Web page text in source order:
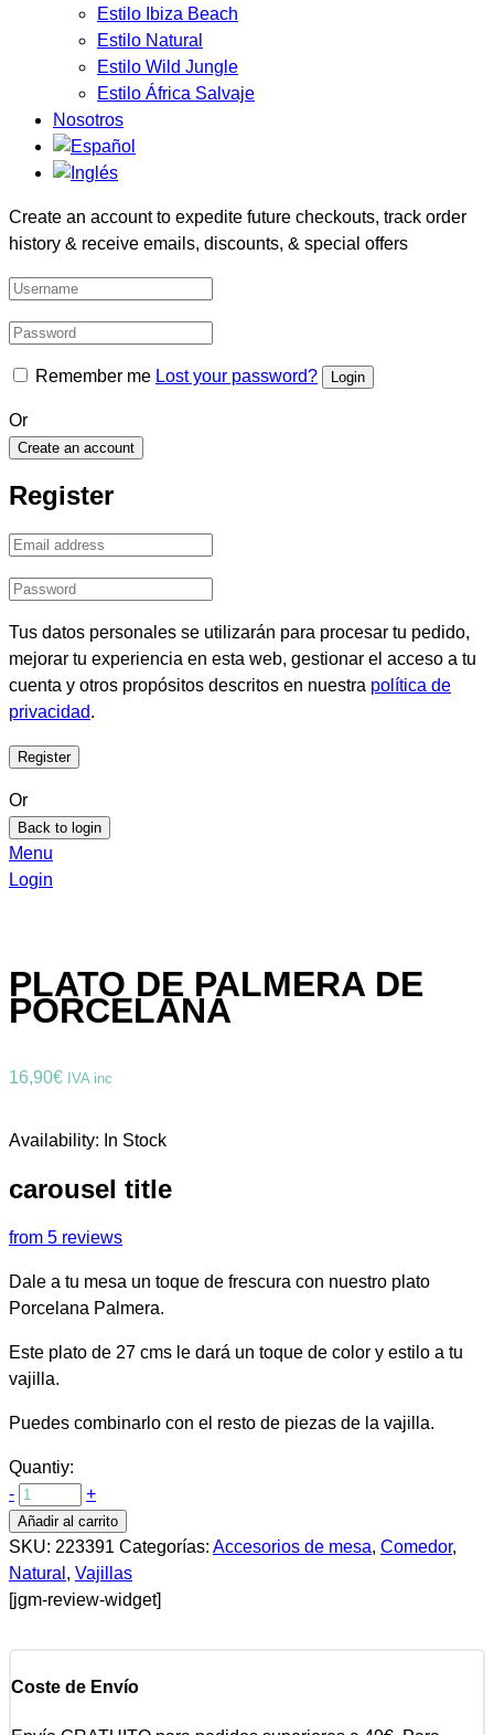
Estilo Ibiza Beach
Estilo Natural
Estilo Wild Jungle
Estilo África Salvaje
Nosotros
Create an account to expedite future checkouts, track order
history & receive emails, discounts, & special offers
Remember me Lost your password?
Or
Create an account
Register
Tus datos personales se utilizarán para procesar tu pedido,
mejorar tu experiencia en esta web, gestionar el acceso a tu
cuenta y otros propósitos descritos en nuestra política de
privacidad.
Or
Back to login
Menu
Login
PLATO DE PALMERA DE
PORCELANA
16,90€ IVA inc
Availability: In Stock
carousel title
from 5 reviews
Dale a tu mesa un toque de frescura con nuestro plato
Porcelana Palmera.
Este plato de 27 cms le dará un toque de color y estilo a tu
vajilla.
Puedes combinarlo con el resto de piezas de la vajilla.
Quantiy:
-
+
Añadir al carrito
SKU: 223391 Categorías: Accesorios de mesa, Comedor,
Natural , Vajillas
[jgm-review-widget]
Coste de Envío